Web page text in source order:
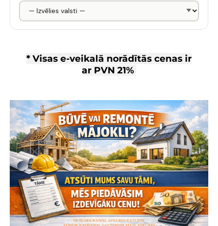
* Visas e-veikalā norādītās cenas ir
ar PVN 21%